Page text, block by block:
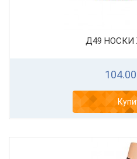
Д49 НОСКИ